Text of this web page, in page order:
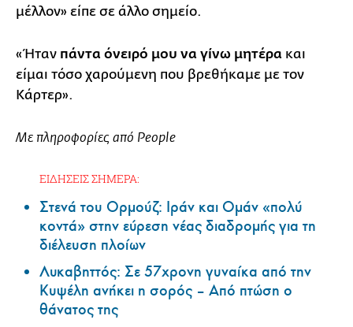
μέλλον» είπε σε άλλο σημείο.
«Ήταν πάντα όνειρό μου να γίνω μητέρα και
είμαι τόσο χαρούμενη που βρεθήκαμε με τον
Κάρτερ».
Με πληροφορίες από People
ΕΙΔΗΣΕΙΣ ΣΗΜΕΡΑ:
Στενά του Ορμούζ: Ιράν και Ομάν «πολύ
κοντά» στην εύρεση νέας διαδρομής για τη
διέλευση πλοίων
Λυκαβηττός: Σε 57χρονη γυναίκα από την
Κυψέλη ανήκει η σορός – Από πτώση ο
θάνατος της